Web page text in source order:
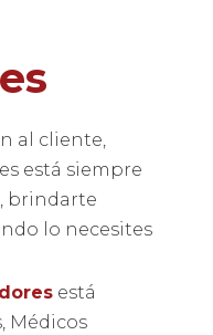
al cliente,
está siempre
brindarte
lo necesites
está
Médicos